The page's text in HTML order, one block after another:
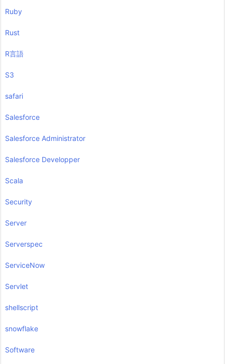
Ruby
Rust
R言語
S3
safari
Salesforce
Salesforce Administrator
Salesforce Developper
Scala
Security
Server
Serverspec
ServiceNow
Servlet
shellscript
snowflake
Software